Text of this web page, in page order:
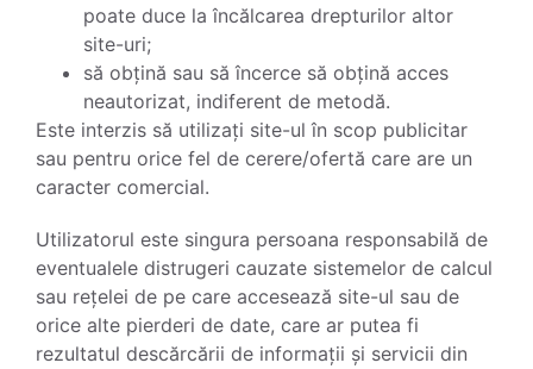
poate duce la încălcarea drepturilor altor
site-uri;
să obțină sau să încerce să obțină acces
neautorizat, indiferent de metodă.
Este interzis să utilizați site-ul în scop publicitar
sau pentru orice fel de cerere/ofertă care are un
caracter comercial.
Utilizatorul este singura persoana responsabilă de
eventualele distrugeri cauzate sistemelor de calcul
sau rețelei de pe care accesează site-ul sau de
orice alte pierderi de date, care ar putea fi
rezultatul descărcării de informații și servicii din